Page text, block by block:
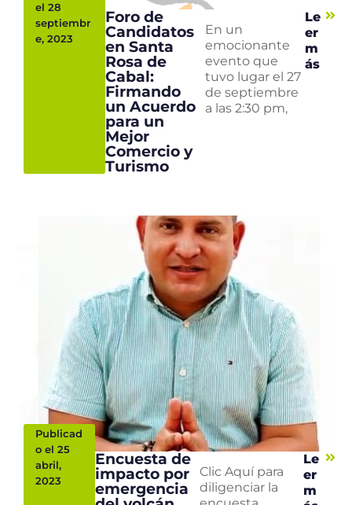
el 28
septiembr
e, 2023
Foro de
Candidatos
en Santa
Rosa de
Cabal:
Firmando
un Acuerdo
para un
Mejor
Comercio y
Turismo
En un
emocionante
evento que
tuvo lugar el 27
de septiembre
a las 2:30 pm,
Le
er
m
ás
Publicad
o el 25
abril,
2023
Encuesta de
impacto por
emergencia
Clic Aquí para
diligenciar la
Le
er
m